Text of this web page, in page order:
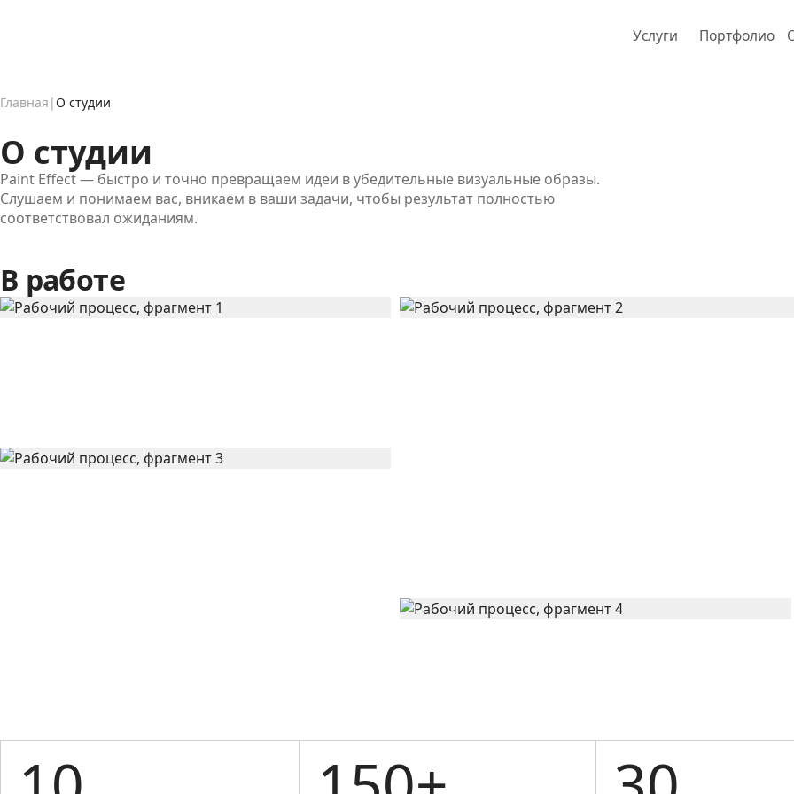
Услуги Портфолио
Главная О студии
О студии
Paint Effect — быстро и точно превращаем идеи в убедительные визуальные образы.
Слушаем и понимаем вас, вникаем в ваши задачи, чтобы результат полностью
соответствовал ожиданиям.
В работе